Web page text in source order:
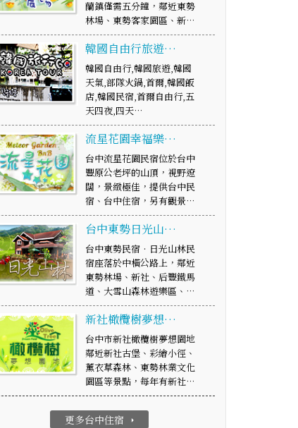
蘭鎮僅需五分鐘，鄰近東勢
林場、東勢客家園區、新…
韓國自由行旅遊…
韓國自由行,韓國旅遊,韓國
天氣,部隊火鍋,首爾,韓國飯
店,韓國民宿,首爾自由行,五
天四夜,四天…
流星花園幸福樂…
台中流星花園民宿位於台中
豐原公老坪的山頂，視野遼
闊，景緻極佳，提供台中民
宿、台中住宿，另有觀景…
台中東勢日光山…
台中東勢民宿‧日光山林民
宿座落於中橫公路上，鄰近
東勢林場、新社、后豐鐵馬
道、大雪山森林遊樂區、…
新社橄欖樹夢想…
台中市新社橄欖樹夢想園地
鄰近新社古堡、彩繪小徑、
薰衣草森林、東勢林業文化
園區等景點，每年有新社…
更多台中住宿 arrow_right